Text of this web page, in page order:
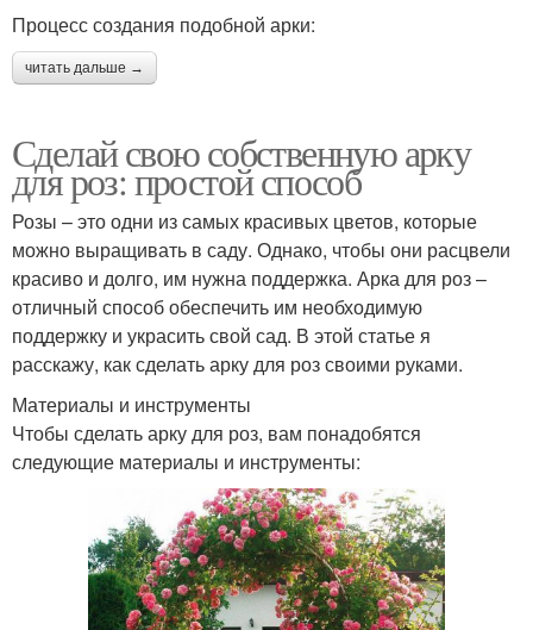
Процесс создания подобной арки:
читать дальше →
Сделай свою собственную арку
для роз: простой способ
Розы – это одни из самых красивых цветов, которые
можно выращивать в саду. Однако, чтобы они расцвели
красиво и долго, им нужна поддержка. Арка для роз –
отличный способ обеспечить им необходимую
поддержку и украсить свой сад. В этой статье я
расскажу, как сделать арку для роз своими руками.
Материалы и инструменты
Чтобы сделать арку для роз, вам понадобятся
следующие материалы и инструменты: